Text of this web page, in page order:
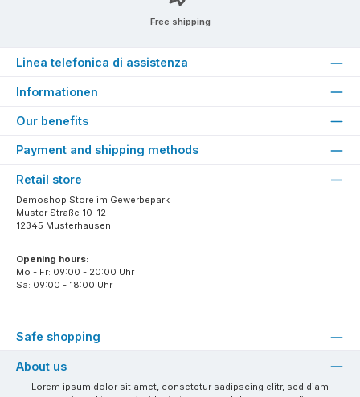
Free shipping
Linea telefonica di assistenza
Informationen
Our benefits
Payment and shipping methods
Safe shopping
Retail store
Demoshop Store im Gewerbepark
Muster Straße 10-12
12345 Musterhausen
Opening hours:
Mo - Fr: 09:00 - 20:00 Uhr
Sa: 09:00 - 18:00 Uhr
About us
Lorem ipsum dolor sit amet, consetetur sadipscing elitr, sed diam